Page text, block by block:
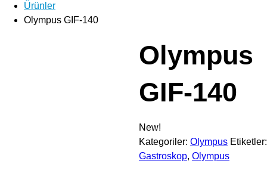
Ürünler
Olympus GIF-140
Olympus
GIF-140
New!
Kategoriler: Olympus Etiketler:
Gastroskop, Olympus